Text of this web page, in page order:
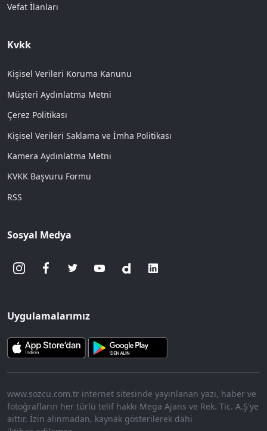
Vefat İlanları
Kvkk
Kişisel Verileri Koruma Kanunu
Müşteri Aydınlatma Metni
Çerez Politikası
Kişisel Verileri Saklama ve İmha Politikası
Kamera Aydınlatma Metni
KVKK Başvuru Formu
RSS
Sosyal Medya
Uygulamalarımız
www.sozcu.com.tr internet sitesinde yayınlanan yazı, haber ve
fotoğrafların her türlü telif hakkı Mega Ajans ve Rek. Tic. A.Ş'ye
aittir. İzin alınmadan, kaynak gösterilerek dahi